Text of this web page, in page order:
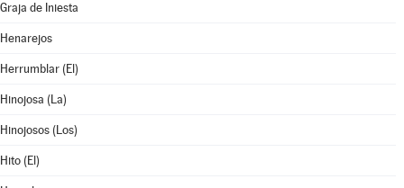
Graja de Iniesta
Henarejos
Herrumblar (El)
Hinojosa (La)
Hinojosos (Los)
Hito (El)